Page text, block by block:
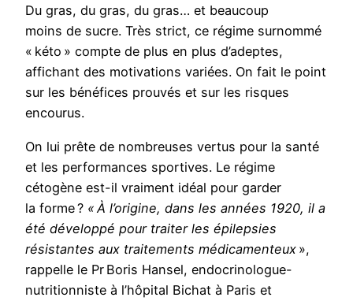
Du gras, du gras, du gras… et beaucoup
moins de sucre. Très strict, ce régime surnommé
« kéto » compte de plus en plus d’adeptes,
affichant des motivations variées. On fait le point
sur les bénéfices prouvés et sur les risques
encourus.
On lui prête de nombreuses vertus pour la santé
et les performances sportives. Le régime
cétogène est-il vraiment idéal pour garder
la forme ? « À l’origine, dans les années 1920, il a
été développé pour traiter les épilepsies
résistantes aux traitements médicamenteux »,
rappelle le Pr Boris Hansel, endocrinologue-
nutritionniste à l’hôpital Bichat à Paris et